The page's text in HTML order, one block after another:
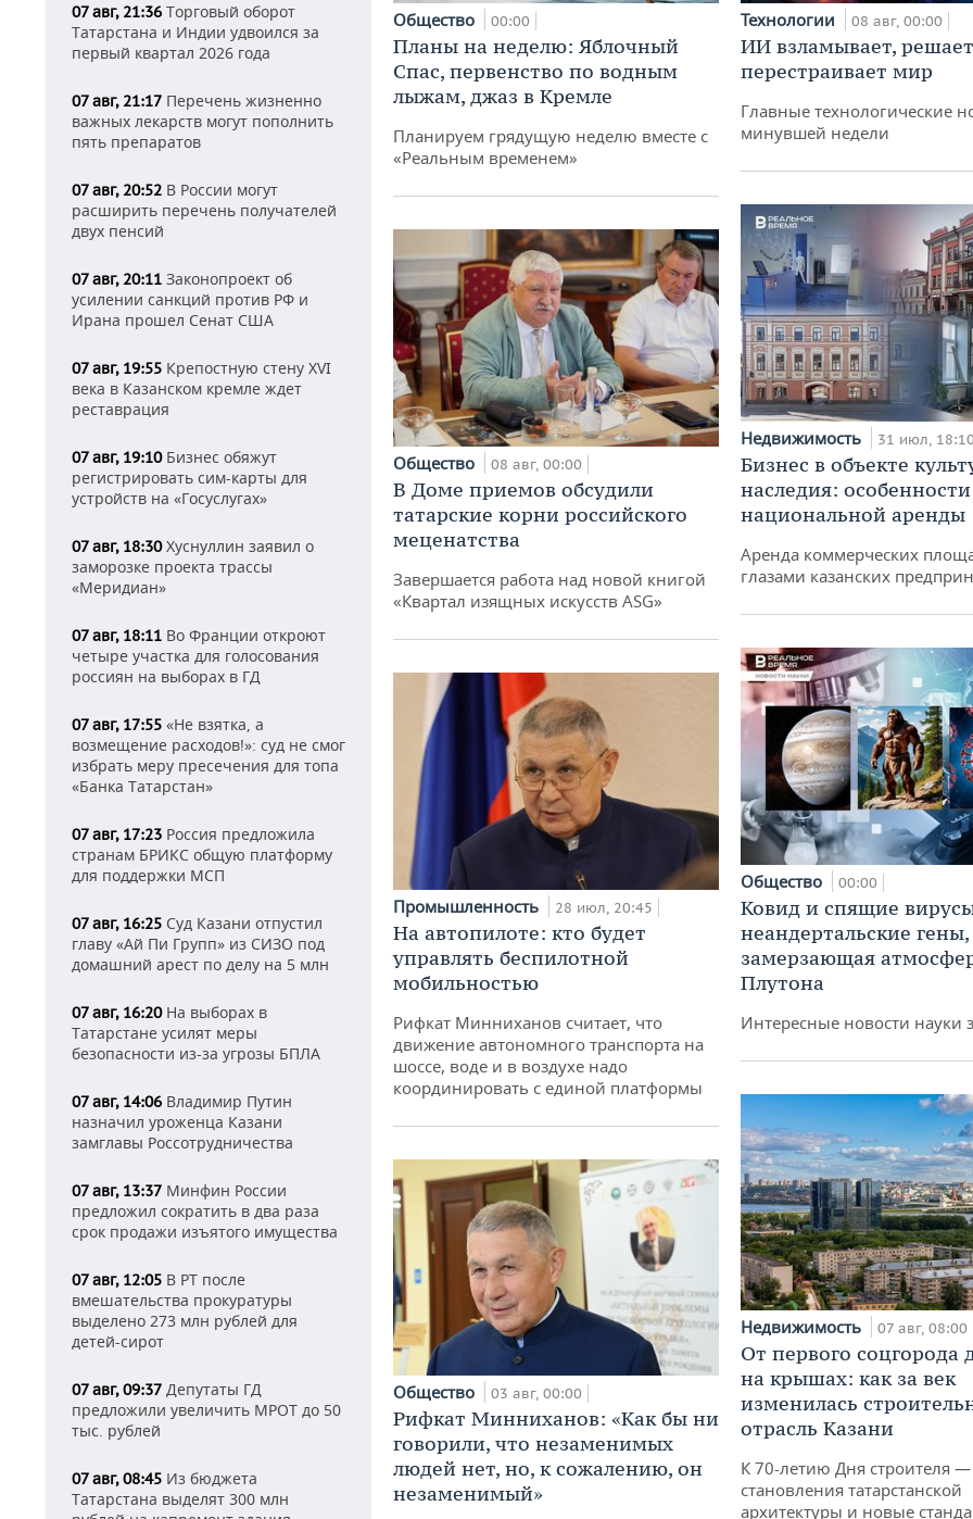
07 авг, 21:36 Торговый оборот
Татарстана и Индии удвоился за
первый квартал 2026 года
07 авг, 21:17 Перечень жизненно
важных лекарств могут пополнить
пять препаратов
07 авг, 20:52 В России могут
расширить перечень получателей
двух пенсий
07 авг, 20:11 Законопроект об
усилении санкций против РФ и
Ирана прошел Сенат США
07 авг, 19:55 Крепостную стену XVI
века в Казанском кремле ждет
реставрация
07 авг, 19:10Бизнес обяжут
регистрировать сим-карты для
устройств на «Госуслугах»
07 авг, 18:30Хуснуллин заявил о
заморозке проекта трассы
«Меридиан»
07 авг, 18:11 Во Франции откроют
четыре участка для голосования
россиян на выборах в ГД
07 авг, 17:55 «Не взятка, а
возмещение расходов!»: суд не смог
избрать меру пресечения для топа
«Банка Татарстан»
07 авг, 17:23 Россия предложила
странам БРИКС общую платформу
для поддержки МСП
07 авг, 16:25 Суд Казани отпустил
главу «Ай Пи Групп» из СИЗО под
домашний арест по делу на 5 млн
07 авг, 16:20На выборах в
Татарстане усилят меры
безопасности из-за угрозы БПЛА
07 авг, 14:06 Владимир Путин
назначил уроженца Казани
замглавы Россотрудничества
07 авг, 13:37 Минфин России
предложил сократить в два раза
срок продажи изъятого имущества
07 авг, 12:05 В РТ после
вмешательства прокуратуры
выделено 273 млн рублей для
детей-сирот
07 авг, 09:37 Депутаты ГД
предложили увеличить МРОТ до 50
тыс. рублей
07 авг, 08:45 Из бюджета
Татарстана выделят 300 млн
Общество 00:00
Планы на неделю: Яблочный
Спас, первенство по водным
лыжам, джаз в Кремле
Планируем грядущую неделю вместе с
«Реальным временем»
Общество 08 авг, 00:00
В Доме приемов обсудили
татарские корни российского
меценатства
Завершается работа над новой книгой
«Квартал изящных искусств ASG»
Промышленность 28 июл, 20:45
На автопилоте: кто будет
управлять беспилотной
мобильностью
Рифкат Минниханов считает, что
движение автономного транспорта на
шоссе, воде и в воздухе надо
координировать с единой платформы
Общество 03 авг, 00:00
Рифкат Минниханов: «Как бы ни
говорили, что незаменимых
людей нет, но, к сожалению, он
незаменимый»
Технологии 08 авг, 00:00
ИИ взламывает,
перестраивает мир
Главные технологические
минувшей недели
Недвижимость 31 июл,
Бизнес в объекте
наследия: особенности
национальной аренды
Аренда коммерческих
глазами казанских
Общество 00:00
Ковид и спящие
неандертальские гены,
замерзающая
Плутона
Интересные новости науки
Недвижимость 07 авг, 08:00
От первого соцгорода
на крышах: как за век
изменилась
отрасль Казани
К 70-летию Дня строителя
становления татарстанской
архитектуры и новые